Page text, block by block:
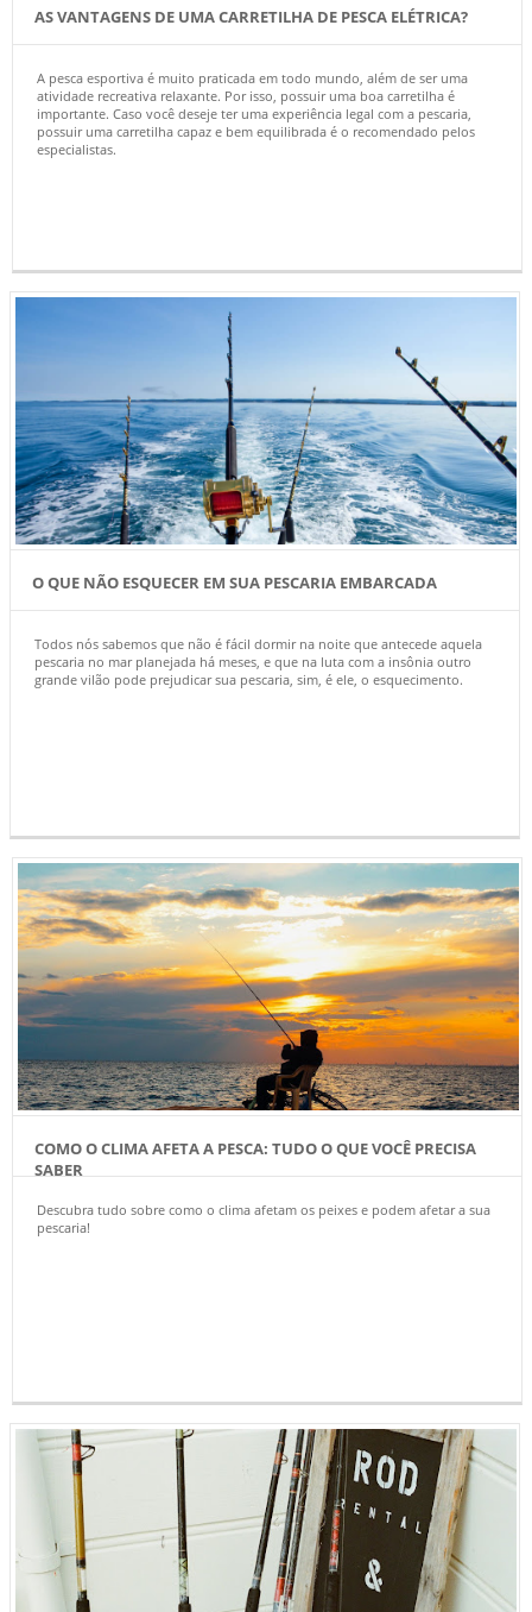
AS VANTAGENS DE UMA CARRETILHA DE PESCA ELÉTRICA?
A pesca esportiva é muito praticada em todo mundo, além de ser uma
atividade recreativa relaxante. Por isso, possuir uma boa carretilha é
importante. Caso você deseje ter uma experiência legal com a pescaria,
possuir uma carretilha capaz e bem equilibrada é o recomendado pelos
especialistas.
O QUE NÃO ESQUECER EM SUA PESCARIA EMBARCADA
Todos nós sabemos que não é fácil dormir na noite que antecede aquela
pescaria no mar planejada há meses, e que na luta com a insônia outro
grande vilão pode prejudicar sua pescaria, sim, é ele, o esquecimento.
COMO O CLIMA AFETA A PESCA: TUDO O QUE VOCÊ PRECISA
SABER
Descubra tudo sobre como o clima afetam os peixes e podem afetar a sua
pescaria!